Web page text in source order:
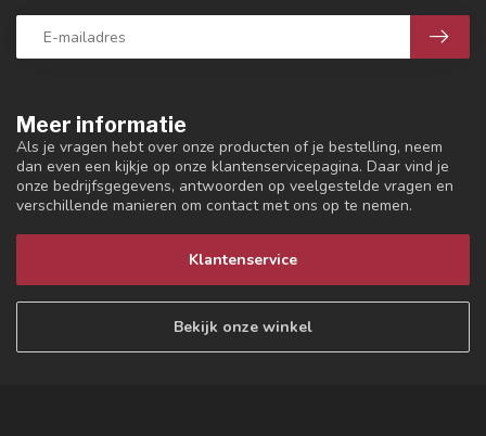
Meer informatie
Als je vragen hebt over onze producten of je bestelling, neem
dan even een kijkje op onze klantenservicepagina. Daar vind je
onze bedrijfsgegevens, antwoorden op veelgestelde vragen en
verschillende manieren om contact met ons op te nemen.
Klantenservice
Bekijk onze winkel